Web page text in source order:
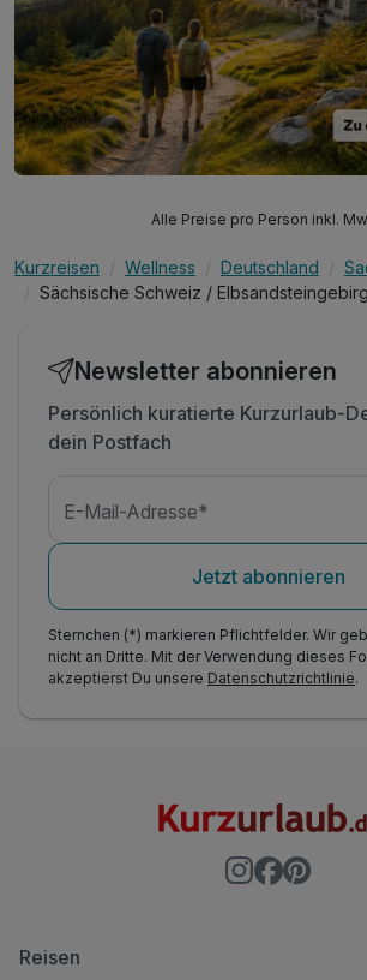
Alle Preise pro Person inkl.
Kurzreisen Wellness Deutschland
Sächsische Schweiz /
Newsletter abonnieren
Persönlich kuratierte Kurzurlaub-
dein Postfach
E-Mail-Adresse*
Jetzt abonnieren
Sternchen (*) markieren Pflichtfelder. Wir
nicht an Dritte. Mit der Verwendung dieses
akzeptierst Du unsere Datenschutzrichtlinie.
Reisen